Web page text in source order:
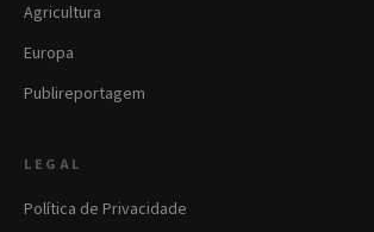
Agricultura
Europa
Publireportagem
LEGAL
Política de Privacidade